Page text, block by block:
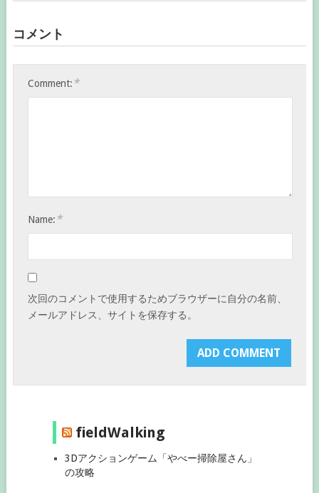
コメント
Comment: *
Name: *
次回のコメントで使用するためブラウザーに自分の名前、
メールアドレス、サイトを保存する。
fieldWalking
3Dアクションゲーム「やべー掃除屋さん」
の攻略